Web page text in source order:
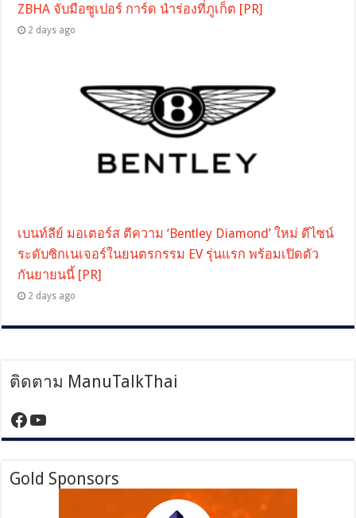
ZBHA จับมือซูเปอร์ การ์ด นำร่องที่ภูเก็ต [PR]
2 days ago
เบนท์ลีย์ มอเตอร์ส ตีความ ‘Bentley Diamond’ ใหม่ ดีไซน์
ระดับซิกเนเจอร์ในยนตรกรรม EV รุ่นแรก พร้อมเปิดตัว
กันยายนนี้ [PR]
2 days ago
ติดตาม ManuTalkThai
https://www.facebook.com/
YouTube
Gold Sponsors